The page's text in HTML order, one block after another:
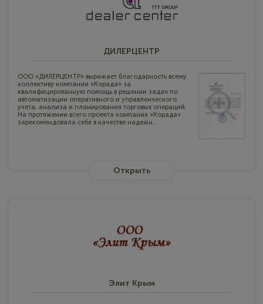
ДИЛЕРЦЕНТР
ООО «ДИЛЕРЦЕНТР» выражает благодарность всему
коллективу компании «Корада» за
квалифицированную помощь в решении задач по
автоматизации оперативного и управленческого
учета, анализа и планирования торговых операций.
На протяжении всего проекта компания «Корада»
зарекомендовала себя в качестве надежн...
Открыть
Элит Крым